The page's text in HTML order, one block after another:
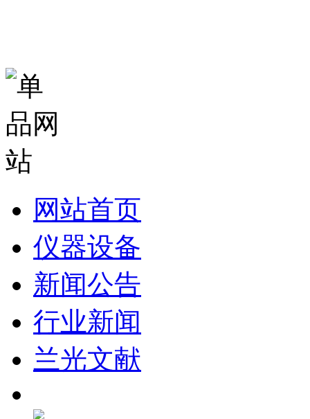
网站首页
仪器设备
新闻公告
行业新闻
兰光文献